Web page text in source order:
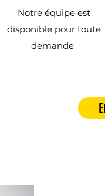
Notre équipe est
disponible pour toute
demande